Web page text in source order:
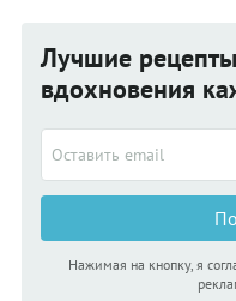
Лучшие
вдохновения
Нажимая на кнопку, я